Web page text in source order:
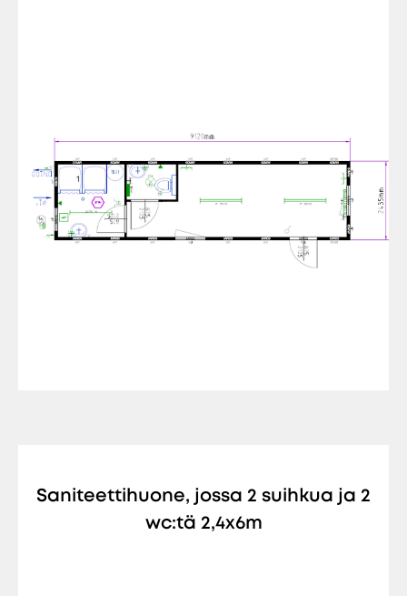
Saniteettihuone, jossa 2 suihkua ja 2
wc:tä 2,4x6m